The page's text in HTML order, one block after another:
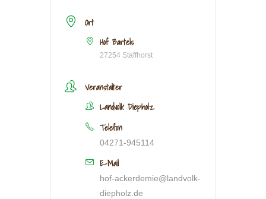
Ort
Hof Bartels
27254 Staffhorst
Veranstalter
Landvolk Diepholz
Telefon
04271-945114
E-Mail
hof-ackerdemie@landvolk-
diepholz.de